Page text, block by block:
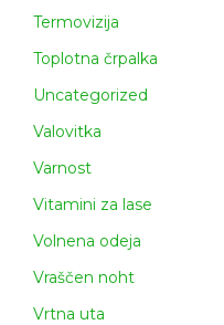
Termovizija
Toplotna črpalka
Uncategorized
Valovitka
Varnost
Vitamini za lase
Volnena odeja
Vraščen noht
Vrtna uta